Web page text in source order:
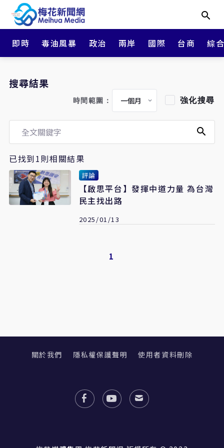
即時 毒油風暴 政治 兩岸 國際 台商 綜
搜尋結果
時間範圍： 強化搜尋
已找到1則相關結果
評論
【啟思平台】發揮中道力量 為台灣
民主找出路
2025/01/13
1
關於我們 隱私權保護聲明 使用者資料刪除